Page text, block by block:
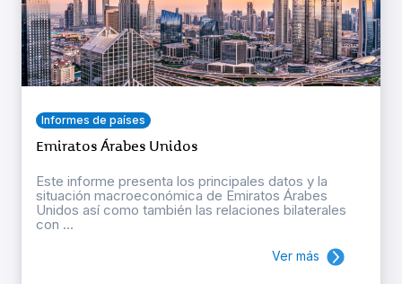
Informes de países
Emiratos Árabes Unidos
Este informe presenta los principales datos y la
situación macroeconómica de Emiratos Árabes
Unidos así como también las relaciones bilaterales
con ...
Ver más